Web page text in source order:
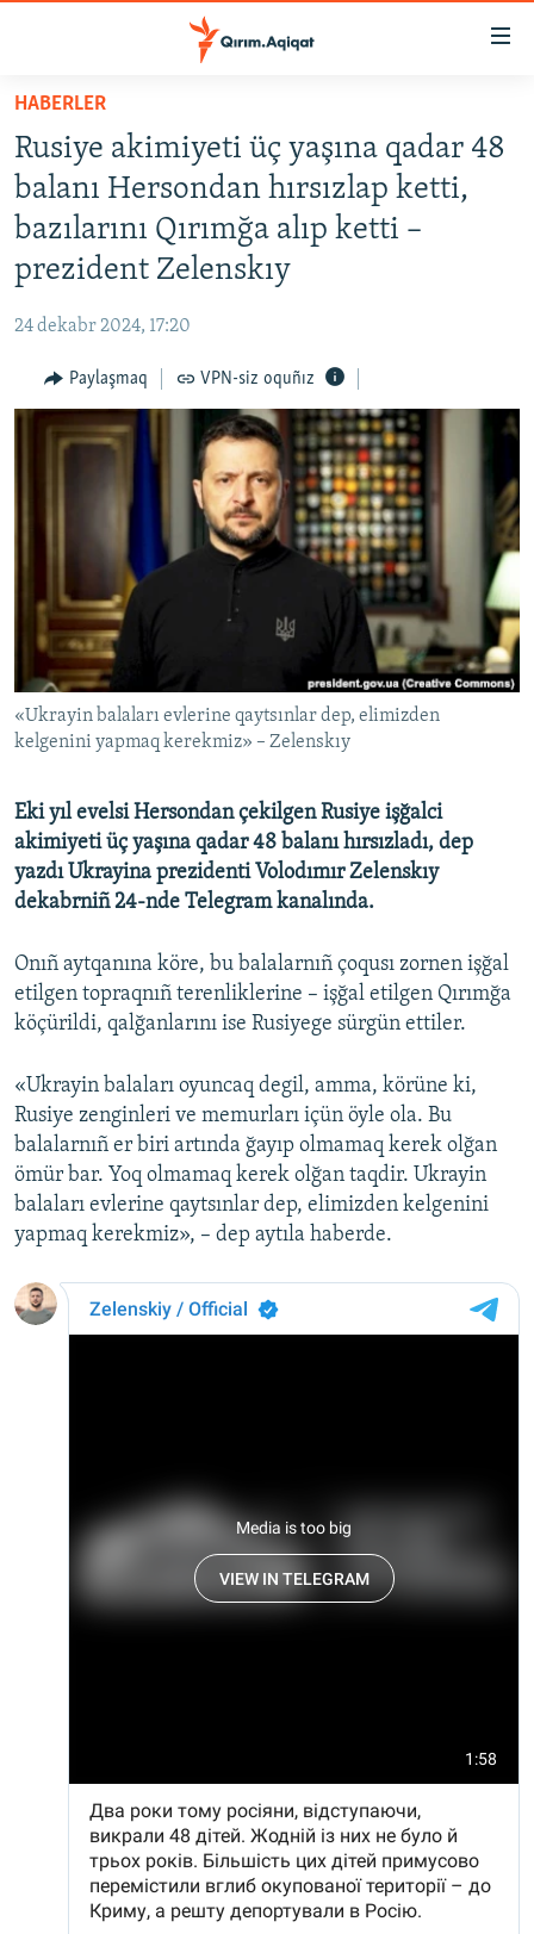
Esas
qaytmaq
Baş
navigatsiyağa
qaytmaq
Qıdıruvğa
SİYASET
İQTİSADİYAT
CEMİYET
İNSAN AQLARI
VİDEO
SÜRET
Українською
QOŞULIÑIZ!
RFE/RS bütün saytları
HABERLER
Rusiye akimiyeti üç yaşına qadar 48
balanı Hersondan hırsızlap ketti,
bazılarını Qırımğa alıp ketti –
prezident Zelenskıy
24 dekabr 2024, 17:20
Paylaşmaq VPN-siz oquñız
«Ukrayin balaları evlerine qaytsınlar dep, elimizden
kelgenini yapmaq kerekmiz» – Zelenskıy
Eki yıl evelsi Hersondan çekilgen Rusiye işğalci
akimiyeti üç yaşına qadar 48 balanı hırsızladı, dep
yazdı Ukrayina prezidenti Volodımır Zelenskıy
dekabrniñ 24-nde Telegram kanalında.
Onıñ aytqanına köre, bu balalarnıñ çoqusı zornen işğal
etilgen topraqnıñ terenliklerine – işğal etilgen Qırımğa
köçürildi, qalğanlarını ise Rusiyege sürgün ettiler.
«Ukrayin balaları oyuncaq degil, amma, körüne ki,
Rusiye zenginleri ve memurları içün öyle ola. Bu
balalarnıñ er biri artında ğayıp olmamaq kerek olğan
ömür bar. Yoq olmamaq kerek olğan taqdir. Ukrayin
balaları evlerine qaytsınlar dep, elimizden kelgenini
yapmaq kerekmiz», – dep aytıla haberde.